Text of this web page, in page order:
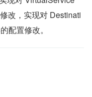
改，实现对 Destinati
配置修改。